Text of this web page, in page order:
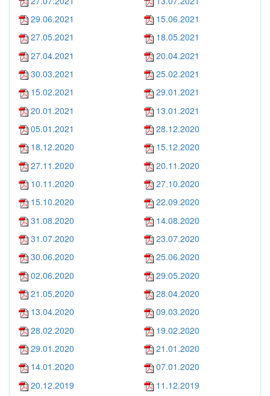
29.06.2021
15.06.2021
27.05.2021
18.05.2021
27.04.2021
20.04.2021
30.03.2021
25.02.2021
15.02.2021
29.01.2021
20.01.2021
13.01.2021
05.01.2021
28.12.2020
18.12.2020
15.12.2020
27.11.2020
20.11.2020
10.11.2020
27.10.2020
15.10.2020
22.09.2020
31.08.2020
14.08.2020
31.07.2020
23.07.2020
30.06.2020
25.06.2020
02.06.2020
29.05.2020
21.05.2020
28.04.2020
13.04.2020
09.03.2020
28.02.2020
19.02.2020
29.01.2020
21.01.2020
14.01.2020
07.01.2020
20.12.2019
11.12.2019